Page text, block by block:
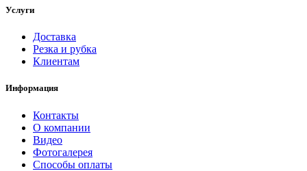
Услуги
Доставка
Резка и рубка
Клиентам
Информация
Контакты
О компании
Видео
Фотогалерея
Способы оплаты